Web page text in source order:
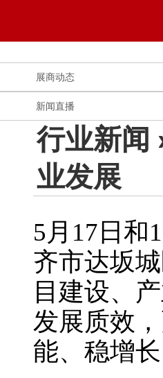
展商动态
新闻直播
行业新闻
业发展
5月17日和
齐市达坂
目建设、
发展质效
能、稳增